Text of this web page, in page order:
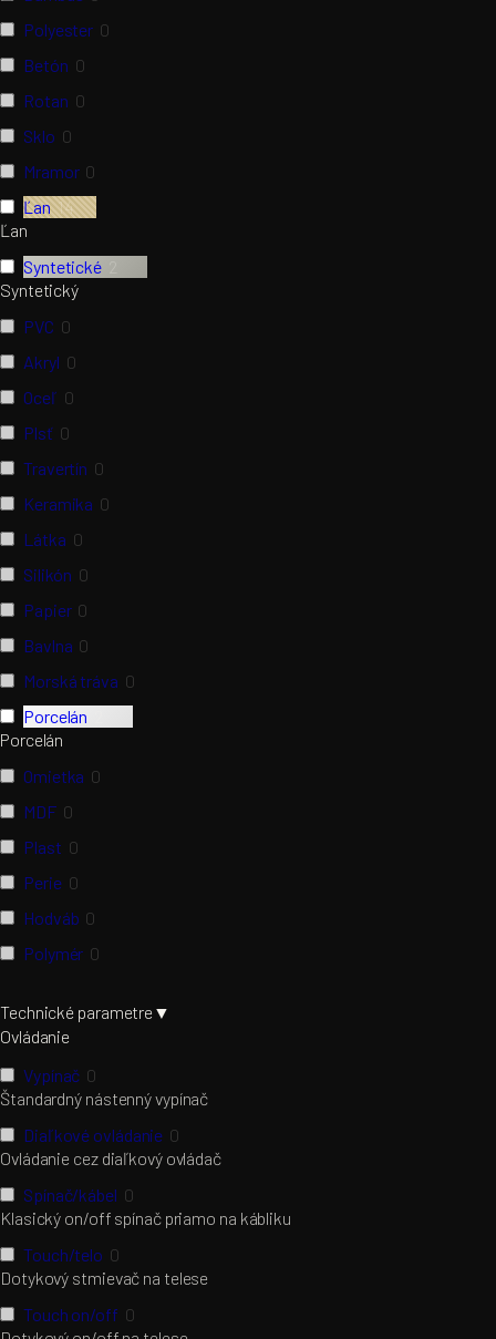
Polyester 0
Betón 0
Rotan 0
Sklo 0
Mramor 0
Ľan 14
Ľan
Syntetické
Syntetický
PVC 0
Akryl 0
Oceľ 0
Plsť 0
Travertín 0
Keramika 0
Látka 0
Silikón 0
Papier 0
Bavlna 0
Morská tráva 0
Porcelán
Porcelán
Omietka 0
MDF 0
Plast 0
Perie 0
Hodváb 0
Polymér 0
Technické parametre ▼
Ovládanie
Vypínač 0
Štandardný nástenný vypínač
Diaľkové ovládanie 0
Ovládanie cez diaľkový ovládač
Spínač/kábel 0
Klasický on/off spínač priamo na kábliku
Touch/telo 0
Dotykový stmievač na telese
Touch on/off 0